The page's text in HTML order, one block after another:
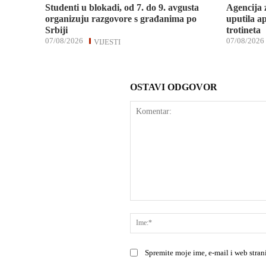
Studenti u blokadi, od 7. do 9. avgusta
organizuju razgovore s građanima po
Srbiji
VIJESTI
07/08/2026
Agencija
uputila
trotineta
07/08/2026
OSTAVI ODGOVOR
Spremite moje ime, e-mail i web